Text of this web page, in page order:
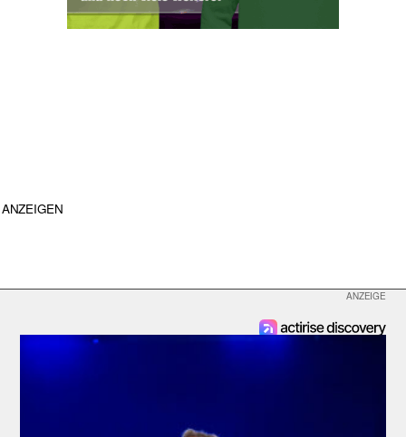
ANZEIGEN